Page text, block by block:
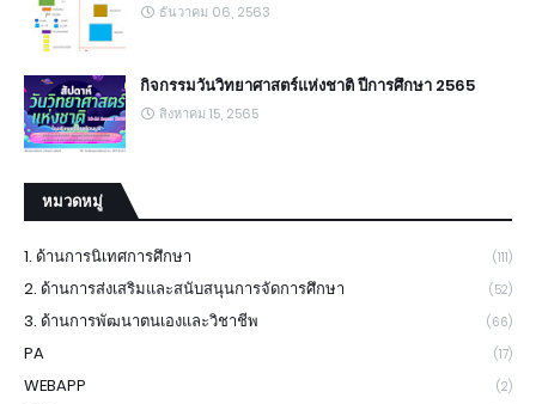
ธันวาคม 06, 2563
กิจกรรมวันวิทยาศาสตร์แห่งชาติ ปีการศึกษา 2565
สิงหาคม 15, 2565
หมวดหมู่
1. ด้านการนิเทศการศึกษา (111)
2. ด้านการส่งเสริมและสนับสนุนการจัดการศึกษา (52)
3. ด้านการพัฒนาตนเองและวิชาชีพ (66)
PA (17)
WEBAPP (2)